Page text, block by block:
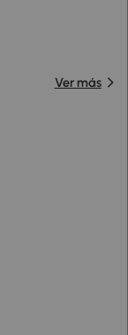
Ver más